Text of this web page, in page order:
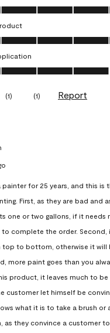
5.0 out of 5
5.0 out of 5
4.0 out of 5
(1) (1) Report
painter for 25 years, and this is
First, as they are bad and
one or two gallons, if it needs
to complete the order.
to bottom, otherwise it will
more paint goes than you
product, it leaves much to be
customer let himself be
what it is to take a brush or
as they convince a customer